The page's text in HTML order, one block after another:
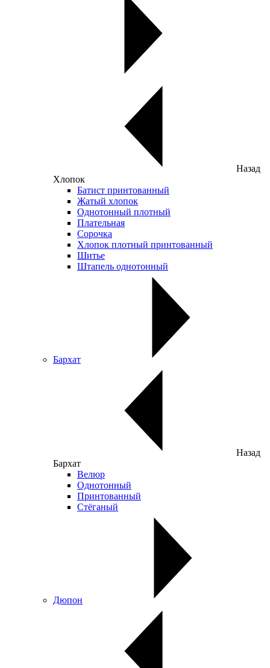
Назад
Хлопок
Батист принтованный
Жатый хлопок
Однотонный плотный
Плательная
Сорочка
Хлопок плотный принтованный
Шитье
Штапель однотонный
Бархат
Назад
Бархат
Велюр
Однотонный
Принтованный
Стёганый
Дюпон